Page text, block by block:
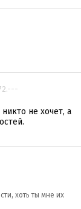
не хочет, а
хоть ты мне их